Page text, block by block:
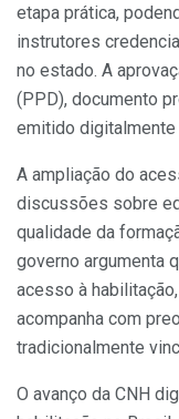
etapa prática,
instrutores
no estado. A
(PPD), documento
emitido
A ampliação do
discussões sobre
qualidade da
governo argumenta
acesso à
acompanha com
tradicionalmente
O avanço da CNH